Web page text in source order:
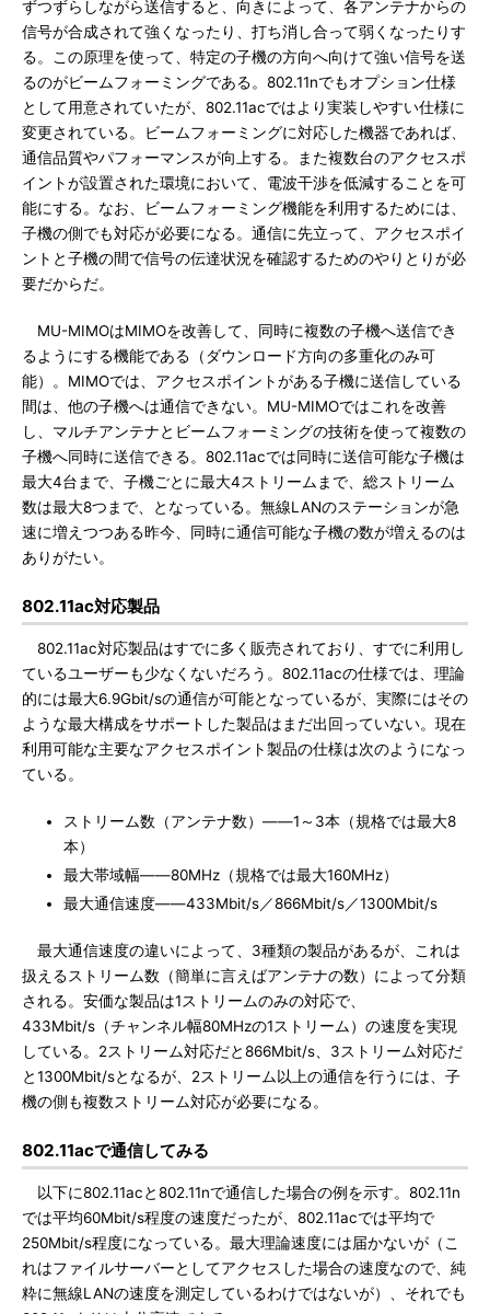
ずつずらしながら送信すると、向きによって、各アンテナからの
信号が合成されて強くなったり、打ち消し合って弱くなったりす
る。この原理を使って、特定の子機の方向へ向けて強い信号を送
るのがビームフォーミングである。802.11nでもオプション仕様
として用意されていたが、802.11acではより実装しやすい仕様に
変更されている。ビームフォーミングに対応した機器であれば、
通信品質やパフォーマンスが向上する。また複数台のアクセスポ
イントが設置された環境において、電波干渉を低減することを可
能にする。なお、ビームフォーミング機能を利用するためには、
子機の側でも対応が必要になる。通信に先立って、アクセスポイ
ントと子機の間で信号の伝達状況を確認するためのやりとりが必
要だからだ。
MU-MIMOはMIMOを改善して、同時に複数の子機へ送信でき
るようにする機能である（ダウンロード方向の多重化のみ可
能）。MIMOでは、アクセスポイントがある子機に送信している
間は、他の子機へは通信できない。MU-MIMOではこれを改善
し、マルチアンテナとビームフォーミングの技術を使って複数の
子機へ同時に送信できる。802.11acでは同時に送信可能な子機は
最大4台まで、子機ごとに最大4ストリームまで、総ストリーム
数は最大8つまで、となっている。無線LANのステーションが急
速に増えつつある昨今、同時に通信可能な子機の数が増えるのは
ありがたい。
802.11ac対応製品
802.11ac対応製品はすでに多く販売されており、すでに利用し
ているユーザーも少なくないだろう。802.11acの仕様では、理論
的には最大6.9Gbit/sの通信が可能となっているが、実際にはその
ような最大構成をサポートした製品はまだ出回っていない。現在
利用可能な主要なアクセスポイント製品の仕様は次のようになっ
ている。
ストリーム数（アンテナ数）――1～3本（規格では最大8
本）
最大帯域幅――80MHz（規格では最大160MHz）
最大通信速度――433Mbit/s／866Mbit/s／1300Mbit/s
最大通信速度の違いによって、3種類の製品があるが、これは
扱えるストリーム数（簡単に言えばアンテナの数）によって分類
される。安価な製品は1ストリームのみの対応で、
433Mbit/s（チャンネル幅80MHzの1ストリーム）の速度を実現
している。2ストリーム対応だと866Mbit/s、3ストリーム対応だ
と1300Mbit/sとなるが、2ストリーム以上の通信を行うには、子
機の側も複数ストリーム対応が必要になる。
802.11acで通信してみる
以下に802.11acと802.11nで通信した場合の例を示す。802.11n
では平均60Mbit/s程度の速度だったが、802.11acでは平均で
250Mbit/s程度になっている。最大理論速度には届かないが（こ
れはファイルサーバーとしてアクセスした場合の速度なので、純
粋に無線LANの速度を測定しているわけではないが）、それでも